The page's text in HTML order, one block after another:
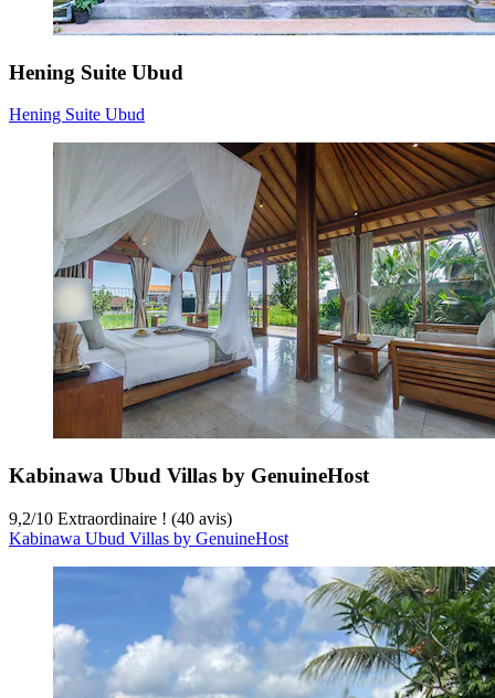
Hening Suite Ubud
Hening Suite Ubud
Kabinawa Ubud Villas by GenuineHost
9,2/10 Extraordinaire ! (40 avis)
Kabinawa Ubud Villas by GenuineHost